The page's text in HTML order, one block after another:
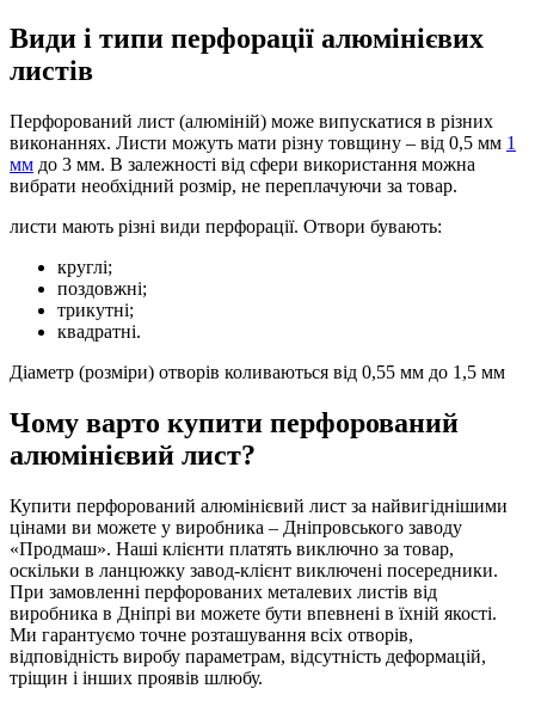
Види і типи перфорації алюмінієвих
листів
Перфорований лист (алюміній) може випускатися в різних
виконаннях. Листи можуть мати різну товщину – від 0,5 мм 1
мм до 3 мм. В залежності від сфери використання можна
вибрати необхідний розмір, не переплачуючи за товар.
листи мають різні види перфорації. Отвори бувають:
круглі;
поздовжні;
трикутні;
квадратні.
Діаметр (розміри) отворів коливаються від 0,55 мм до 1,5 мм
Чому варто купити перфорований
алюмінієвий лист?
Купити перфорований алюмінієвий лист за найвигіднішими
цінами ви можете у виробника – Дніпровського заводу
«Продмаш». Наші клієнти платять виключно за товар,
оскільки в ланцюжку завод-клієнт виключені посередники.
При замовленні перфорованих металевих листів від
виробника в Дніпрі ви можете бути впевнені в їхній якості.
Ми гарантуємо точне розташування всіх отворів,
відповідність виробу параметрам, відсутність деформацій,
тріщин і інших проявів шлюбу.